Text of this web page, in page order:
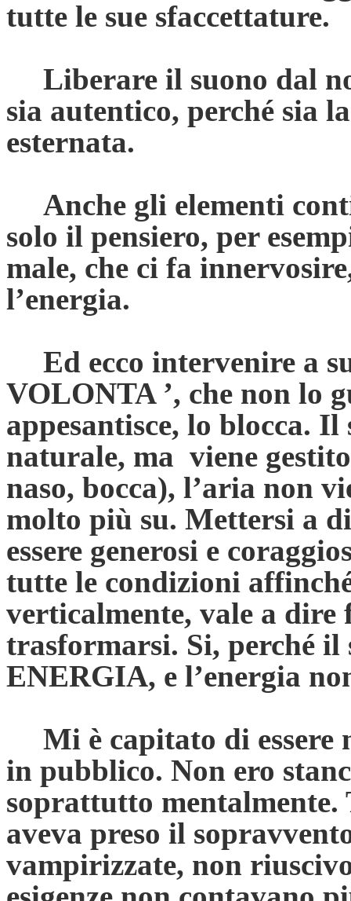
tutte le sue sfaccettature.
Liberare il suono dal
sia autentico, perché sia
esternata.
Anche gli elementi
solo il pensiero, per
male, che ci fa
l’energia.
Ed ecco intervenire a
VOLONTA’, che non lo
appesantisce, lo blocca.
naturale, ma viene
naso, bocca), l’aria non
molto più su. Mettersi a
essere generosi e
tutte le condizioni
verticalmente, vale a dire
trasformarsi. Si, perché il
ENERGIA, e l’energia
Mi è capitato di essere
in pubblico. Non ero
soprattutto mentalmente.
aveva preso il
vampirizzate, non